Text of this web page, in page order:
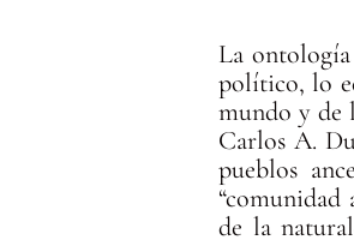
La
político, lo
mundo y de
Carlos A.
pueblos
“comunidad
de la